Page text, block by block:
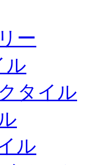
ー
ル
タイル
ル